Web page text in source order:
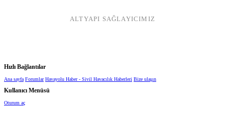
ALTYAPI SAĞLAYICIMIZ
Hızlı Bağlantılar
Ana sayfa Forumlar Havayolu Haber - Sivil Havacılık Haberleri Bize ulaşın
Kullanıcı Menüsü
Oturum aç